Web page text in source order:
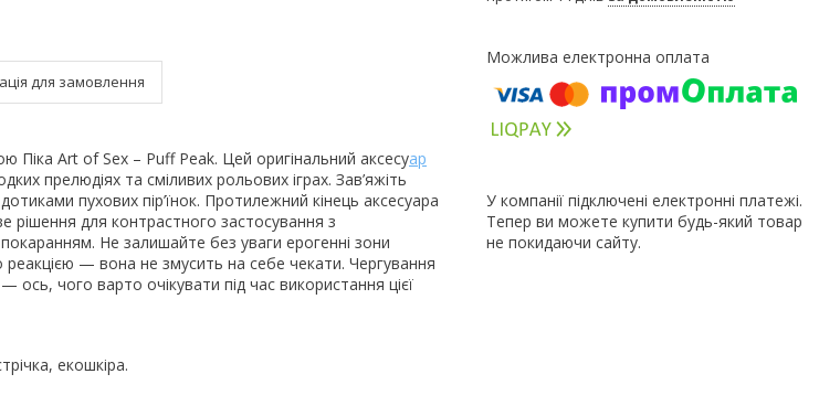
для замовлення
Піка Art of Sex – Puff Peak. Цей оригінальний аксесуар
прелюдіях та сміливих рольових іграх. Зав’яжіть
пухових пір’їнок. Протилежний кінець аксесуара
для контрастного застосування з
Не залишайте без уваги ерогенні зони
реакцією — вона не змусить на себе чекати. Чергування
ось, чого варто очікувати під час використання цієї
екошкіра.
У компанії підключені електронні платежі.
Тепер ви можете купити будь-який товар
не покидаючи сайту.